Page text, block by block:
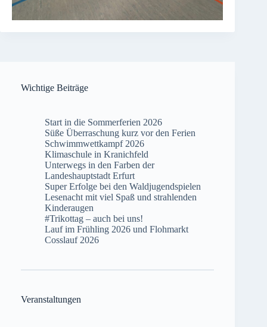
Wichtige Beiträge
Start in die Sommerferien 2026
Süße Überraschung kurz vor den Ferien
Schwimmwettkampf 2026
Klimaschule in Kranichfeld
Unterwegs in den Farben der
Landeshauptstadt Erfurt
Super Erfolge bei den Waldjugendspielen
Lesenacht mit viel Spaß und strahlenden
Kinderaugen
#Trikottag – auch bei uns!
Lauf im Frühling 2026 und Flohmarkt
Cosslauf 2026
Veranstaltungen